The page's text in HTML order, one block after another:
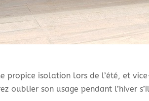
propice isolation lors de l’été, et
oublier son usage pendant l’hiver